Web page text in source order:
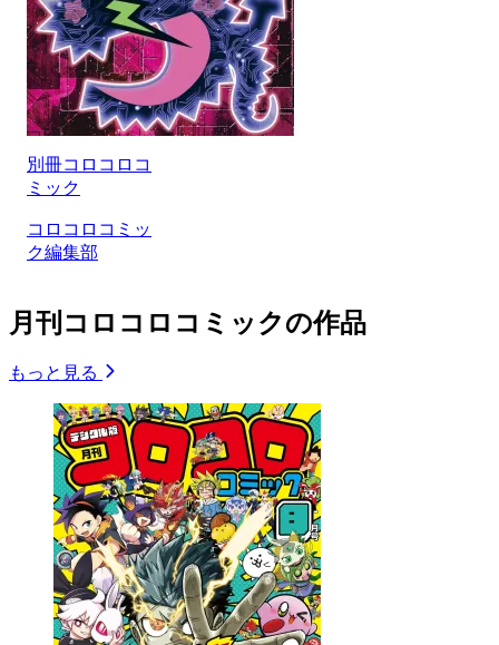
別冊コロコロコ
ミック
コロコロコミッ
ク編集部
月刊コロコロコミックの作品
もっと見る